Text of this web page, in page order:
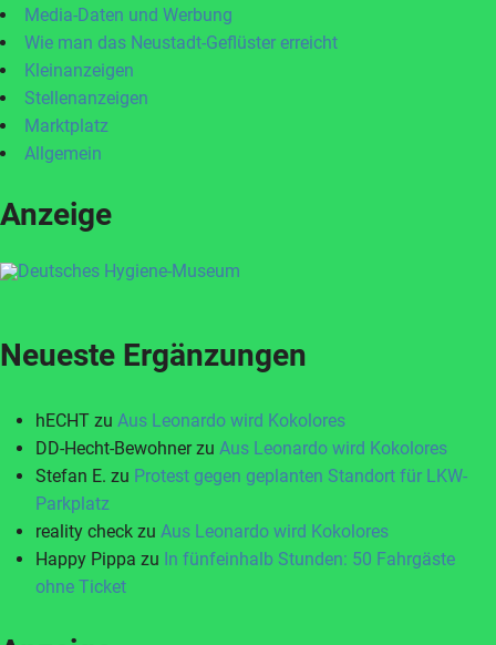
Media-Daten und Werbung
Wie man das Neustadt-Geflüster erreicht
Kleinanzeigen
Stellenanzeigen
Marktplatz
Allgemein
Anzeige
Neueste Ergänzungen
hECHT zu Aus Leonardo wird Kokolores
DD-Hecht-Bewohnerzu Aus Leonardo wird Kokolores
Stefan E. zu Protest gegen geplanten Standort für LKW-
Parkplatz
reality check zu Aus Leonardo wird Kokolores
Happy Pippa zu In fünfeinhalb Stunden: 50 Fahrgäste
ohne Ticket